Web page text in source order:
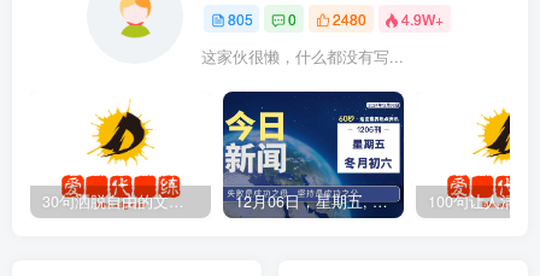
805 0 2480 4.9W+
这家伙很懒，什么都没有写...
30句洒脱自由的文案短句 12月06日，星期五, 爱代练—每天60秒读懂全世界！